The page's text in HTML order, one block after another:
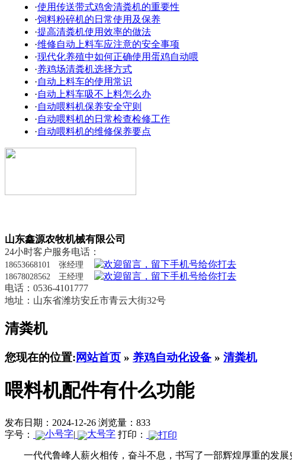
·使用传送带式鸡舍清粪机的重要性
·饲料粉碎机的日常使用及保养
·提高清粪机使用效率的做法
·维修自动上料车应注意的安全事项
·现代化养殖中如何正确使用蛋鸡自动喂
·养鸡场清粪机选择方式
·自动上料车的使用常识
·自动上料车吸不上料怎么办
·自动喂料机保养安全守则
·自动喂料机的日常检查检修工作
·自动喂料机的维修保养要点
山东鑫源农牧机械有限公司
24小时客户服务电话：
18653668101 张经理
18678028562 王经理
电话：0536-4101777
地址：山东省潍坊安丘市青云大街32号
清粪机
您现在的位置:网站首页 » 养鸡自动化设备 » 清粪机
喂料机配件有什么功能
发布日期：2024-12-26 浏览量：833
字号：
| 打印：
一代代鲁峰人薪火相传，奋斗不息，书写了一部辉煌厚重的发展